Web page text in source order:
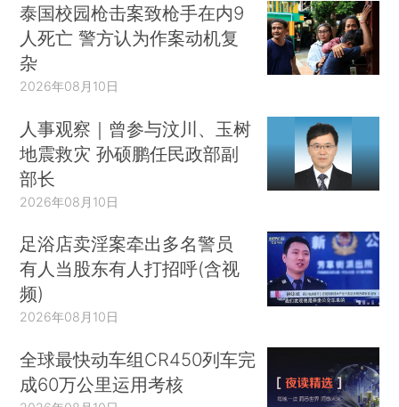
泰国校园枪击案致枪手在内9
人死亡 警方认为作案动机复
杂
2026年08月10日
人事观察｜曾参与汶川、玉树
地震救灾 孙硕鹏任民政部副
部长
2026年08月10日
足浴店卖淫案牵出多名警员
有人当股东有人打招呼(含视
频)
2026年08月10日
全球最快动车组CR450列车完
成60万公里运用考核